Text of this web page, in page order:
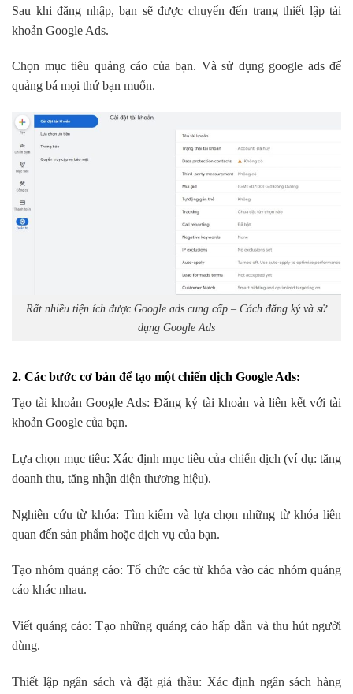
Sau khi đăng nhập, bạn sẽ được chuyển đến trang thiết lập tài
khoản Google Ads.
Chọn mục tiêu quảng cáo của bạn. Và sử dụng google ads để
quảng bá mọi thứ bạn muốn.
Rất nhiều tiện ích được Google ads cung cấp – Cách đăng ký và sử
dụng Google Ads
2. Các bước cơ bản để tạo một chiến dịch Google Ads:
Tạo tài khoản Google Ads: Đăng ký tài khoản và liên kết với tài
khoản Google của bạn.
Lựa chọn mục tiêu: Xác định mục tiêu của chiến dịch (ví dụ: tăng
doanh thu, tăng nhận diện thương hiệu).
Nghiên cứu từ khóa: Tìm kiếm và lựa chọn những từ khóa liên
quan đến sản phẩm hoặc dịch vụ của bạn.
Tạo nhóm quảng cáo: Tổ chức các từ khóa vào các nhóm quảng
cáo khác nhau.
Viết quảng cáo: Tạo những quảng cáo hấp dẫn và thu hút người
dùng.
Thiết lập ngân sách và đặt giá thầu: Xác định ngân sách hàng